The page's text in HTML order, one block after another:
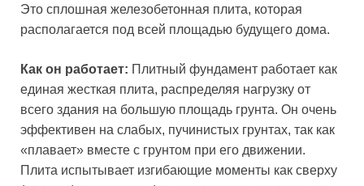
Это сплошная железобетонная плита, которая
располагается под всей площадью будущего дома.
Как он работает: Плитный фундамент работает как
единая жесткая плита, распределяя нагрузку от
всего здания на большую площадь грунта. Он очень
эффективен на слабых, пучинистых грунтах, так как
«плавает» вместе с грунтом при его движении.
Плита испытывает изгибающие моменты как сверху